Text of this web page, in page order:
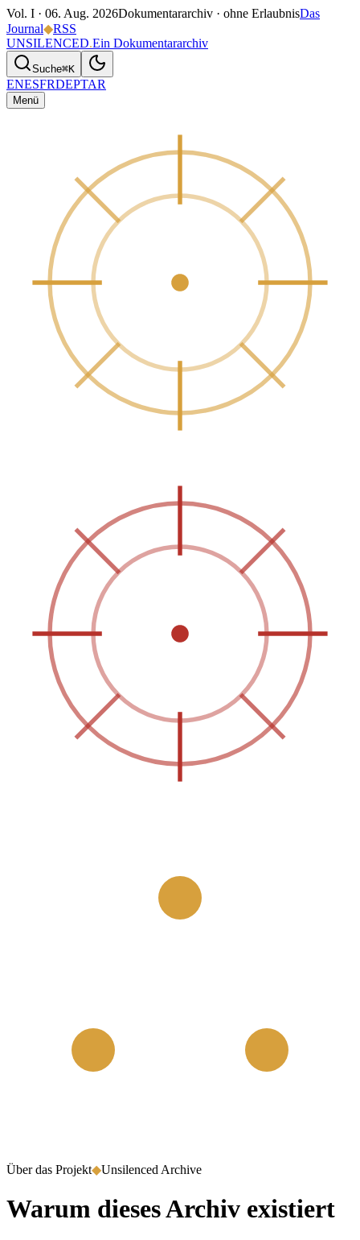
Vol. I · 06. Aug. 2026Dokumentararchiv · ohne ErlaubnisDas
Journal◆RSS
UNSILENCED.Ein Dokumentararchiv
Suche⌘K
ENESFRDEPTAR
Menü
Über das Projekt◆Unsilenced Archive
Warum dieses Archiv existiert